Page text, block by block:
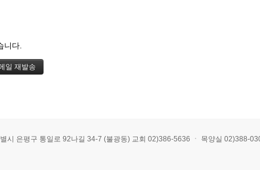
니다.
시 은평구 통일로 92나길 34-7 (불광동) 교회 02)386-5636 ㆍ 목양실 02)388-